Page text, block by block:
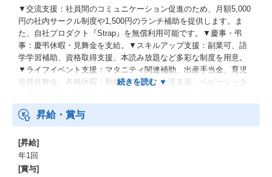
▼交流支援：社員間のコミュニケーション促進のため、月額5,000
円の社内サークル制度や1,500円のランチ補助を提供します。ま
た、自社プロダクト『Strap』を無償利用可能です。▼慶事・弔
事：慶弔休暇・見舞金を支給。▼スキルアップ支援：副業可、語
学学習補助、資格取得支援、本読み放題など多彩な制度を用意。
▼ライフイベント支援：マタニティ関連補助、出産手当金、育児
復帰見舞金、各種休暇・勤務形態変更、介護支援、ベビーシッタ
傷病見舞金、オンライン診療サービス等充実の制度あり。
昇給・賞与
[昇給]
年1回
[賞与]